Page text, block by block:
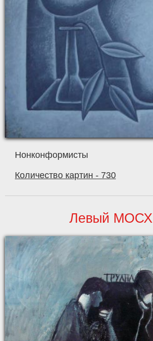
Нонконформисты
Количество картин - 730
Левый МОСХ